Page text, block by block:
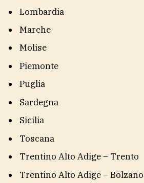
Lombardia
Marche
Molise
Piemonte
Puglia
Sardegna
Sicilia
Toscana
Trentino Alto Adige – Trento
Trentino Alto Adige – Bolzano